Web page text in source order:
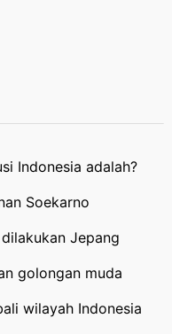
Indonesia adalah?
Soekarno
Jepang
golongan muda
wilayah Indonesia